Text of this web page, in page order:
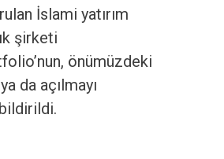
İslami yatırım
şirketi
önümüzdeki
da açılmayı